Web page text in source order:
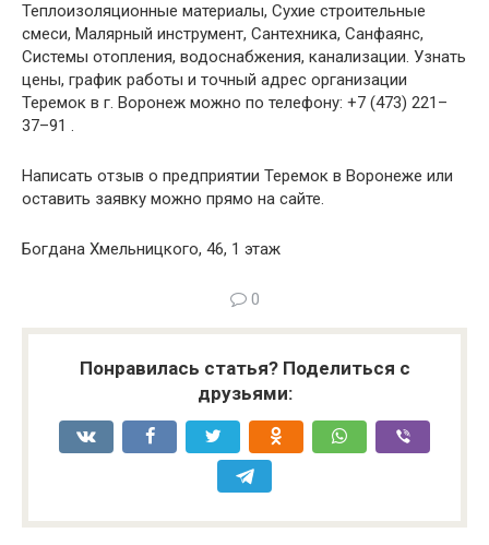
Теплоизоляционные материалы, Сухие строительные
смеси, Малярный инструмент, Сантехника, Санфаянс,
Системы отопления, водоснабжения, канализации. Узнать
цены, график работы и точный адрес организации
Теремок в г. Воронеж можно по телефону: +7 (473) 221–
37–91 .
Написать отзыв о предприятии Теремок в Воронеже или
оставить заявку можно прямо на сайте.
Богдана Хмельницкого, 46, 1 этаж
0
Понравилась статья? Поделиться с
друзьями: